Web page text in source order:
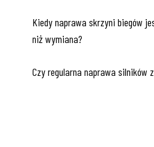
Kiedy naprawa skrzyni biegów
niż wymiana?
Czy regularna naprawa silników